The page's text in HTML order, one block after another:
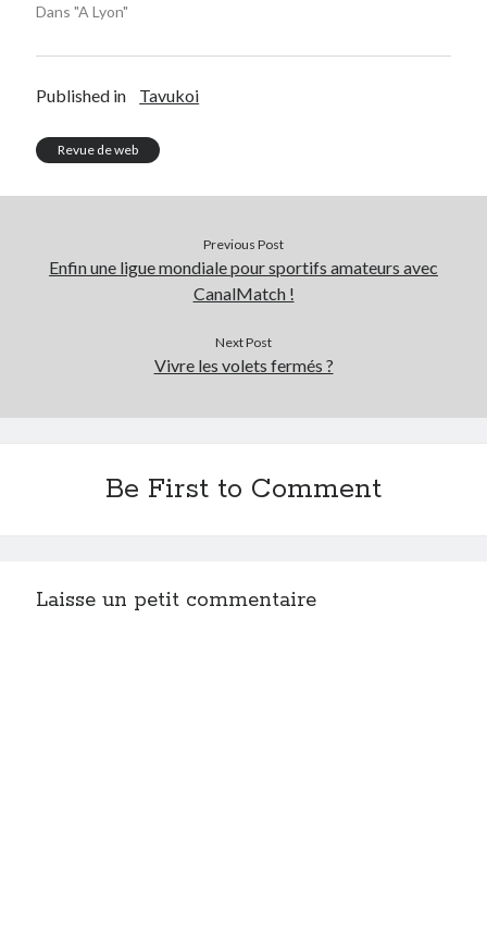
Dans "A Lyon"
Published in Tavukoi
Revue de web
Previous Post
Enfin une ligue mondiale pour sportifs amateurs avec
CanalMatch !
Next Post
Vivre les volets fermés ?
Be First to Comment
Laisse un petit commentaire